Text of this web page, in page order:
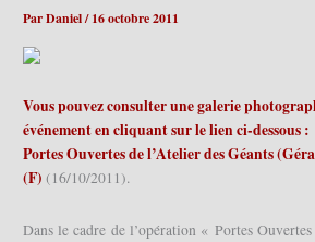
ParDaniel/16 octobre 2011
Vous pouvez consulter une galerie
événement en cliquant sur le lien ci-dessous :
Portes Ouvertes de l’Atelier des Géants
(F) (16/10/2011).
Dans le cadre de l’opération « Portes